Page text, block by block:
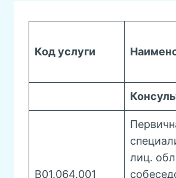
Код услуги
B01.064.001
лиц.